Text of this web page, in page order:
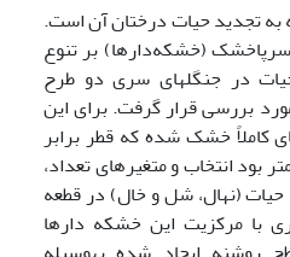
به تجدید حیات درختان آن است.
سرپاخشک (خشکه‌دارها) بر تنوع
در جنگلهای سری دو طرح
بررسی قرار گرفت. برای این
سرپای کاملاً خشک شده که قطر برابر
از 50 سانتیمتر بود انتخاب و متغیرهای تعداد،
(نهال، شل و خال) در قطعه
دایره‌ای شکل 10 آری با مرکزیت این خشکه دارها